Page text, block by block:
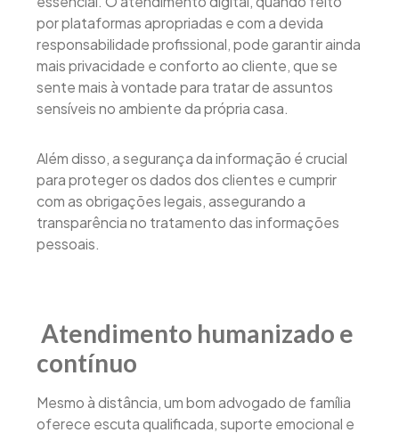
por plataformas apropriadas e com a devida
responsabilidade profissional, pode garantir ainda
mais privacidade e conforto ao cliente, que se
sente mais à vontade para tratar de assuntos
sensíveis no ambiente da própria casa.
Além disso, a segurança da informação é crucial
para proteger os dados dos clientes e cumprir
com as obrigações legais, assegurando a
transparência no tratamento das informações
pessoais.
Atendimento humanizado e
contínuo
Mesmo à distância, um bom advogado de família
oferece escuta qualificada, suporte emocional e